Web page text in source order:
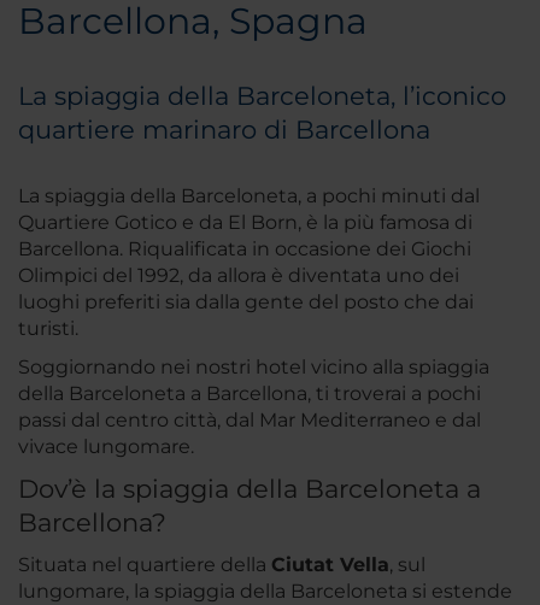
Barcellona, Spagna
La spiaggia della Barceloneta, l’iconico
quartiere marinaro di Barcellona
La spiaggia della Barceloneta, a pochi minuti dal
Quartiere Gotico e da El Born, è la più famosa di
Barcellona. Riqualificata in occasione dei Giochi
Olimpici del 1992, da allora è diventata uno dei
luoghi preferiti sia dalla gente del posto che dai
turisti.
Soggiornando nei nostri hotel vicino alla spiaggia
della Barceloneta a Barcellona, ti troverai a pochi
passi dal centro città, dal Mar Mediterraneo e dal
vivace lungomare.
Dov’è la spiaggia della Barceloneta a
Barcellona?
Situata nel quartiere della Ciutat Vella, sul
lungomare, la spiaggia della Barceloneta si estende